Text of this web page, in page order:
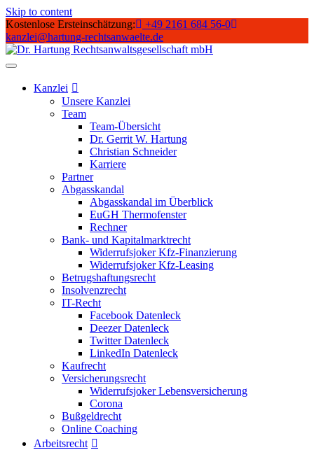
Skip to content
Kostenlose Ersteinschätzung:
+49 2161 684 56-0
kanzlei@hartung-rechtsanwaelte.de
Kanzlei
Unsere Kanzlei
Team
Team-Übersicht
Dr. Gerrit W. Hartung
Christian Schneider
Karriere
Partner
Abgasskandal
Abgasskandal im Überblick
EuGH Thermofenster
Rechner
Bank- und Kapitalmarktrecht
Widerrufsjoker Kfz-Finanzierung
Widerrufsjoker Kfz-Leasing
Betrugshaftungsrecht
Insolvenzrecht
IT-Recht
Facebook Datenleck
Deezer Datenleck
Twitter Datenleck
LinkedIn Datenleck
Kaufrecht
Versicherungsrecht
Widerrufsjoker Lebensversicherung
Corona
Bußgeldrecht
Online Coaching
Arbeitsrecht